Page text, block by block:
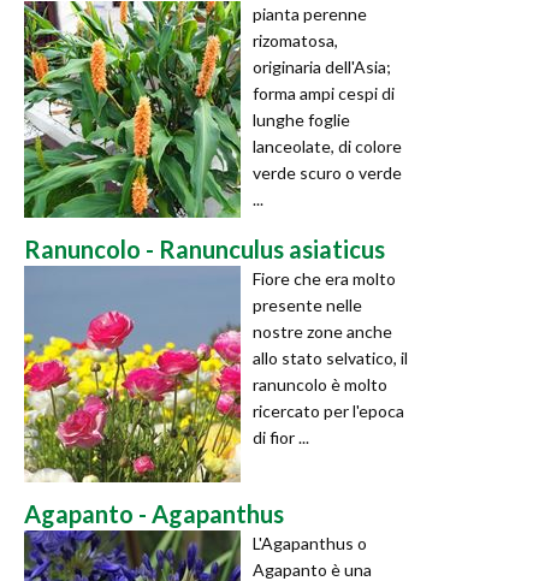
pianta perenne
rizomatosa,
originaria dell'Asia;
forma ampi cespi di
lunghe foglie
lanceolate, di colore
verde scuro o verde
...
Ranuncolo - Ranunculus asiaticus
Fiore che era molto
presente nelle
nostre zone anche
allo stato selvatico, il
ranuncolo è molto
ricercato per l'epoca
di fior ...
Agapanto - Agapanthus
L'Agapanthus o
Agapanto è una